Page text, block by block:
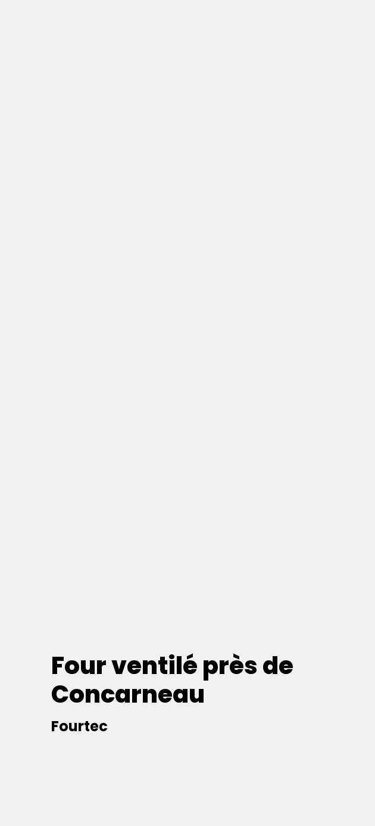
Four ventilé près de
Concarneau
Fourtec